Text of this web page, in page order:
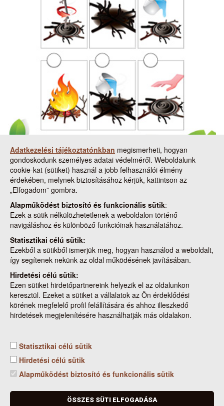
Sorrend 3
Mindenkinek fontos elsajátítania a tűzrakás eloltásának helyes
módját. Mindig használj hozzá bőségesen vizet! Találd ki, milyen
sorrendben következnek az események és írd be a sarokba a
megfelelő sorszámot!
Adatkezelési tájékoztatónkban megismerheti, hogyan
gondoskodunk személyes adatai védelméről. Weboldalunk
cookie-kat (sütiket) használ a jobb felhasználói élmény
érdekében, melynek biztosításához kérjük, kattintson az
„Elfogadom” gombra.
Alapműködést biztosító és funkcionális sütik:
Ezek a sütik nélkülözhetetlenek a weboldalon történő
navigáláshoz és különböző funkcióinak használatához.
Statisztikai célú sütik:
Ezekből a sütikből ismerjük meg, hogyan használod a weboldalt,
így segítenek nekünk az oldal működésének javításában.
Hirdetési célú sütik:
Ezen sütiket hirdetőpartnereink helyezik el az oldalunkon
keresztül. Ezeket a sütiket a vállalatok az Ön érdeklődési
körének megfelelő profil felállítására és ahhoz illeszkedő
hirdetések megjelenítésére használhatják más oldalakon.
Statisztikai célú sütik
Hirdetési célú sütik
Alapműködést biztosító és funkcionális sütik
ÖSSZES SÜTI ELFOGADÁSA
Cookie beállítások
Nemzeti Élelmiszerlánc-biztonsági Hivatal
Levelezési cím: 1525 Budapest. Pf. 30.
Zöld szám: 06-80/263-244